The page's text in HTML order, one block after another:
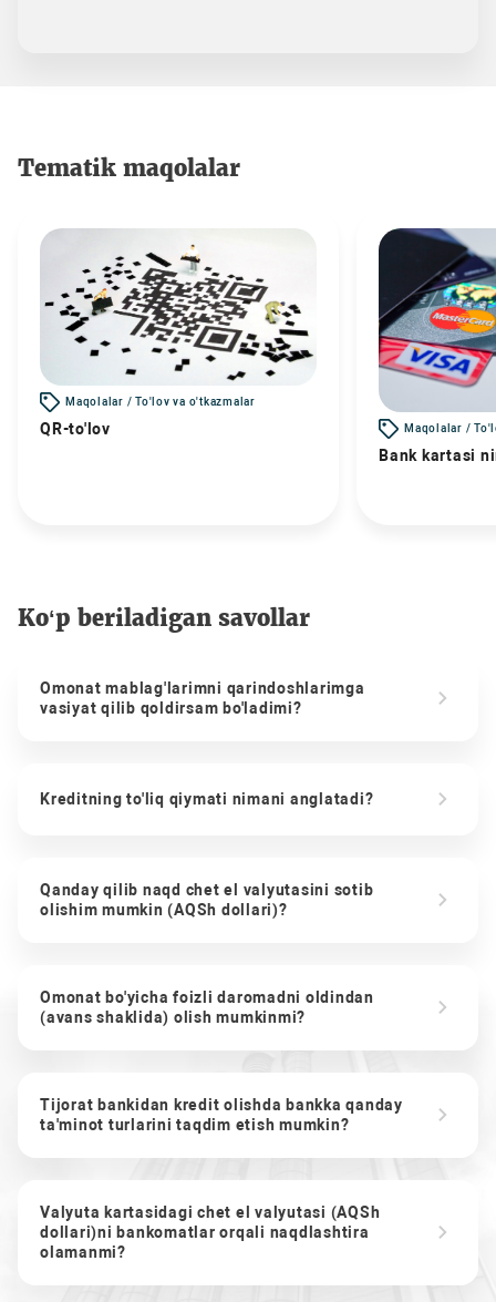
Tematik maqolalar
Maqolalar / To'lov va o'tkazmalar
QR-to'lov Maqolalar /
Bank kartasi
Ko‘p beriladigan savollar
Omonat mablag'larimni qarindoshlarimga
vasiyat qilib qoldirsam bo'ladimi?
Kreditning to'liq qiymati nimani anglatadi?
Qanday qilib naqd chet el valyutasini sotib
olishim mumkin (AQSh dollari)?
Omonat bo'yicha foizli daromadni oldindan
(avans shaklida) olish mumkinmi?
Tijorat bankidan kredit olishda bankka qanday
ta'minot turlarini taqdim etish mumkin?
Valyuta kartasidagi chet el valyutasi (AQSh
dollari)ni bankomatlar orqali naqdlashtira
olamanmi?